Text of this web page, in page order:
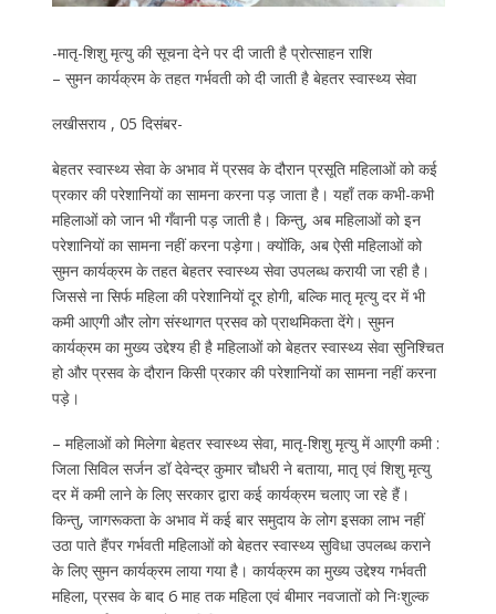
-मातृ-शिशु मृत्यु की सूचना देने पर दी जाती है प्रोत्साहन राशि
– सुमन कार्यक्रम के तहत गर्भवती को दी जाती है बेहतर स्वास्थ्य सेवा
लखीसराय , 05 दिसंबर-
बेहतर स्वास्थ्य सेवा के अभाव में प्रसव के दौरान प्रसूति महिलाओं को कई
प्रकार की परेशानियों का सामना करना पड़ जाता है। यहाँ तक कभी-कभी
महिलाओं को जान भी गँवानी पड़ जाती है। किन्तु, अब महिलाओं को इन
परेशानियों का सामना नहीं करना पड़ेगा। क्योंकि, अब ऐसी महिलाओं को
सुमन कार्यक्रम के तहत बेहतर स्वास्थ्य सेवा उपलब्ध करायी जा रही है।
जिससे ना सिर्फ महिला की परेशानियों दूर होगी, बल्कि मातृ मृत्यु दर में भी
कमी आएगी और लोग संस्थागत प्रसव को प्राथमिकता देंगे। सुमन
कार्यक्रम का मुख्य उद्देश्य ही है महिलाओं को बेहतर स्वास्थ्य सेवा सुनिश्चित
हो और प्रसव के दौरान किसी प्रकार की परेशानियों का सामना नहीं करना
पड़े।
– महिलाओं को मिलेगा बेहतर स्वास्थ्य सेवा, मातृ-शिशु मृत्यु में आएगी कमी :
जिला सिविल सर्जन डॉ देवेन्द्र कुमार चौधरी ने बताया, मातृ एवं शिशु मृत्यु
दर में कमी लाने के लिए सरकार द्वारा कई कार्यक्रम चलाए जा रहे हैं।
किन्तु, जागरूकता के अभाव में कई बार समुदाय के लोग इसका लाभ नहीं
उठा पाते हैंपर गर्भवती महिलाओं को बेहतर स्वास्थ्य सुविधा उपलब्ध कराने
के लिए सुमन कार्यक्रम लाया गया है। कार्यक्रम का मुख्य उद्देश्य गर्भवती
महिला, प्रसव के बाद 6 माह तक महिला एवं बीमार नवजातों को निःशुल्क